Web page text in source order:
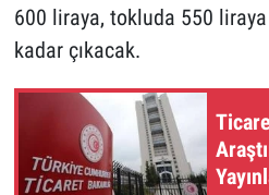
600 liraya, tokluda 550
kadar çıkacak.